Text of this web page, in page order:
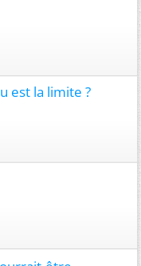
est la limite ?